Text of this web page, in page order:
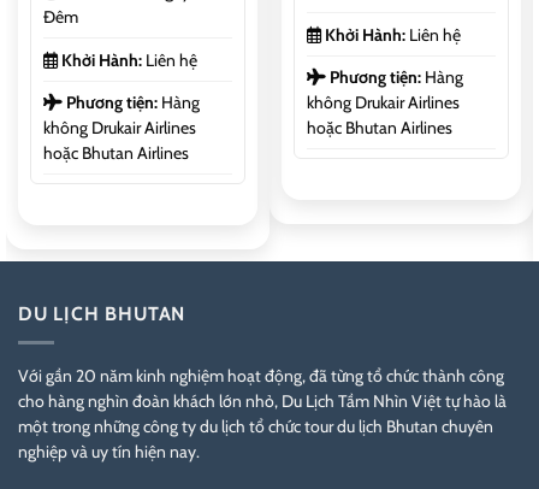
Đêm
Khởi Hành:Liên hệ
Phương tiện:Hàng
không Drukair Airlines
hoặc Bhutan Airlines
Khởi Hành:Liên hệ
Phương tiện:Hàng
không Drukair Airlines
hoặc Bhutan Airlines
DU LỊCH BHUTAN
Với gần 20 năm kinh nghiệm hoạt động, đã từng tổ chức thành công
cho hàng nghìn đoàn khách lớn nhỏ, Du Lịch Tầm Nhìn Việt tự hào là
một trong những công ty du lịch tổ chức tour du lịch Bhutan chuyên
nghiệp và uy tín hiện nay.